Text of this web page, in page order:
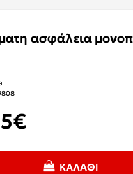
ασφάλεια
ΚΑΛΆΘΙ